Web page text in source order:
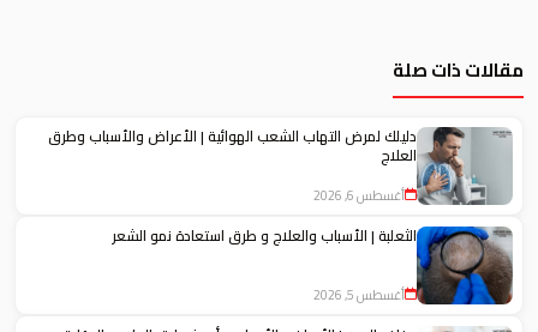
مقالات ذات صلة
دليلك لمرض التهاب الشعب الهوائية | الأعراض والأسباب وطرق
العلاج
أغسطس 6, 2026
الثعلبة | الأسباب والعلاج و طرق استعادة نمو الشعر
أغسطس 5, 2026